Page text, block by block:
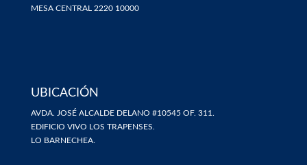
MESA CENTRAL 2220 10000
UBICACIÓN
AVDA. JOSÉ ALCALDE DELANO #10545 OF. 311.
EDIFICIO VIVO LOS TRAPENSES.
LO BARNECHEA.